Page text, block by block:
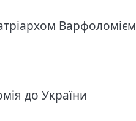
Варфоломієм
до України